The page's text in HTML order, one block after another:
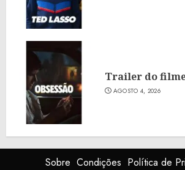
Trailer do filme
AGOSTO 4, 2026
Sobre Condições Política de